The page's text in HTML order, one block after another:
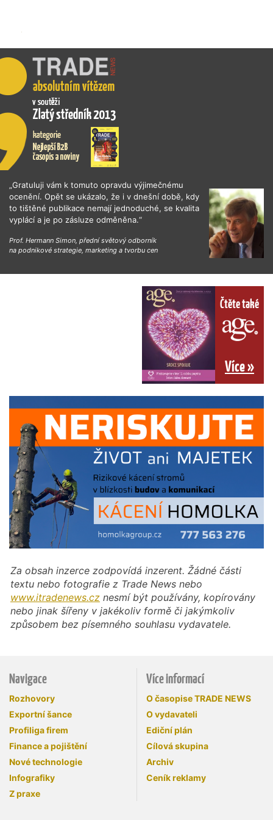
„Gratuluji vám k tomuto opravdu výjimečnému
ocenění. Opět se ukázalo, že i v dnešní době, kdy
to tištěné publikace nemají jednoduché, se kvalita
vyplácí a je po zásluze odměněna.“
Prof. Hermann Simon, přední světový odborník
na podnikové strategie, marketing a tvorbu cen
Čtěte také
Více »
Za obsah inzerce zodpovídá inzerent. Žádné části
textu nebo fotografie z Trade News nebo
www.itradenews.cz nesmí být používány, kopírovány
nebo jinak šířeny v jakékoliv formě či jakýmkoliv
způsobem bez písemného souhlasu vydavatele.
Navigace
Rozhovory
Exportní šance
Profiliga firem
Finance a pojištění
Nové technologie
Infografiky
Z praxe
Více informací
O časopise TRADE NEWS
O vydavateli
Ediční plán
Cílová skupina
Archiv
Ceník reklamy